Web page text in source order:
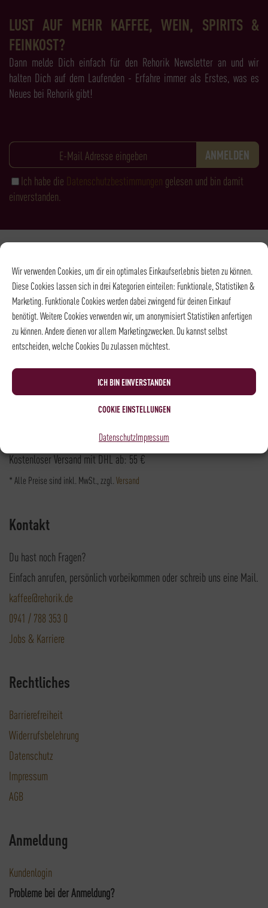
Wir verwenden Cookies, um dir ein optimales Einkaufserlebnis bieten zu können.
Diese Cookies lassen sich in drei Kategorien einteilen: Funktionale, Statistiken &
Marketing. Funktionale Cookies werden dabei zwingend für deinen Einkauf
benötigt. Weitere Cookies verwenden wir, um anonymisiert Statistiken anfertigen
zu können. Andere dienen vor allem Marketingzwecken. Du kannst selbst
entscheiden, welche Cookies Du zulassen möchtest.
ICH BIN EINVERSTANDEN
COOKIE EINSTELLUNGEN
DatenschutzImpressum
LUST AUF MEHR KAFFEE, WEIN, SPIRITS &
FEINKOST?
Dann melde Dich einfach für den Rehorik Newsletter an und wir
halten Dich auf dem Laufenden - Erfahre immer als Erstes, was es
Neues bei Rehorik gibt!
Ich habe die Datenschutzbestimmungen gelesen und bin damit
einverstanden.
Versandpartner
Versandkosten DHL: 6,5 €
Kostenloser Versand mit DHL ab: 55 €
* Alle Preise sind inkl. MwSt., zzgl. Versand
Kontakt
Du hast noch Fragen?
Einfach anrufen, persönlich vorbeikommen oder schreib uns eine Mail.
kaffee@rehorik.de
0941 / 788 353 0
Jobs & Karriere
Rechtliches
Barrierefreiheit
Widerrufsbelehrung
Datenschutz
Impressum
AGB
Anmeldung
Kundenlogin
Probleme bei der Anmeldung?